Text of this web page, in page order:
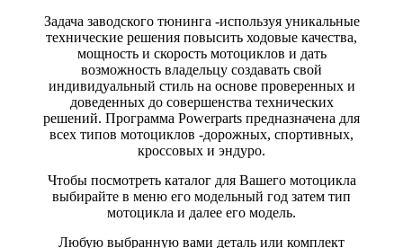
Задача заводского тюнинга -используя уникальные
технические решения повысить ходовые качества,
мощность и скорость мотоциклов и дать
возможность владельцу создавать свой
индивидуальный стиль на основе проверенных и
доведенных до совершенства технических
решений. Программа Powerparts предназначена для
всех типов мотоциклов -дорожных, спортивных,
кроссовых и эндуро.
Чтобы посмотреть каталог для Вашего мотоцикла
выбирайте в меню его модельный год затем тип
мотоцикла и далее его модель.
Любую выбранную вами деталь или комплект